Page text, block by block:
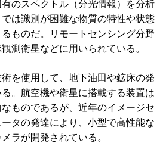
のスペクトル（分光情報）を分析
は識別が困難な物質の特性や状態
ものだ。リモートセンシング分野
測衛星などに用いられている。
を使用して、地下油田や鉱床の発
。航空機や衛星に搭載する装置は
ものであるが、近年のイメージセ
タの発達により、小型で高性能な
ラが開発されている。